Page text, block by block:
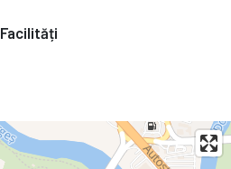
Facilități